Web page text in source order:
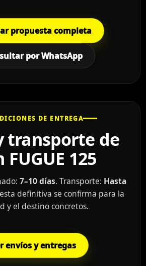
propuesta completa
por WhatsApp
DE ENTREGA
transporte de
FUGUE 125
7–10 días. Transporte: Hasta
definitiva se confirma para la
y el destino concretos.
envíos y entregas